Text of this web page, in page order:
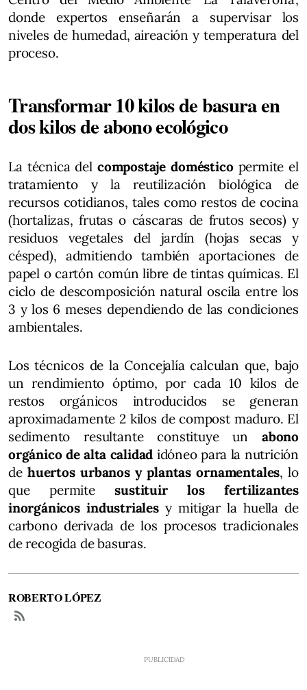
donde expertos enseñarán a supervisar los
niveles de humedad, aireación y temperatura del
proceso.
Transformar 10 kilos de basura en
dos kilos de abono ecológico
La técnica delcompostaje domésticopermite el
tratamiento y la reutilización biológica de
recursos cotidianos, tales como restos de cocina
(hortalizas, frutas o cáscaras de frutos secos) y
residuos vegetales del jardín (hojas secas y
césped), admitiendo también aportaciones de
papel o cartón común libre de tintas químicas. El
ciclo de descomposición natural oscila entre los
3 y los 6 meses dependiendo de las condiciones
ambientales.
Los técnicos de la Concejalía calculan que, bajo
un rendimiento óptimo, por cada 10 kilos de
restos orgánicos introducidos se generan
aproximadamente 2 kilos de compost maduro. El
sedimento resultante constituye un abono
orgánico de alta calidad idóneo para la nutrición
dehuertos urbanos y plantas ornamentales, lo
que permitesustituir los fertilizantes
inorgánicos industrialesy mitigar la huella de
carbono derivada de los procesos tradicionales
de recogida de basuras.
ROBERTO LÓPEZ